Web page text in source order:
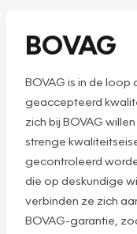
BOVAG
BOVAG is in de
geaccepteerd
zich bij BOVAG
strenge
gecontroleerd
die op deskundige
verbinden ze zich
BOVAG-garantie,